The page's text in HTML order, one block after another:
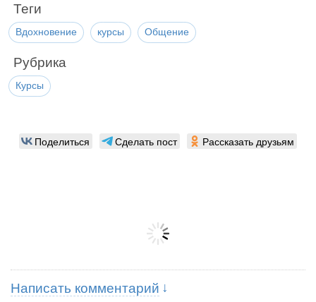
Теги
Вдохновение курсы Общение
Рубрика
Курсы
Поделиться Сделать пост Рассказать друзьям
Написать комментарий